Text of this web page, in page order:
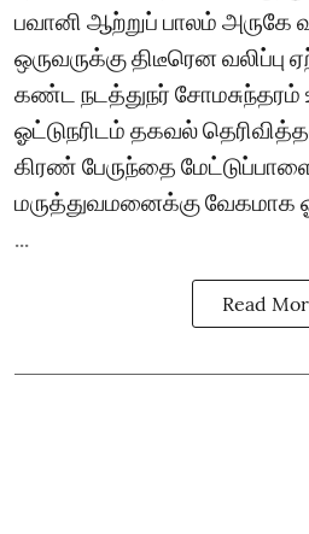
பவானி ஆற்றுப் பாலம் அருகே
ஒருவருக்கு திடீரென வலிப்பு
கண்ட நடத்துநர் சோமசுந்தரம்
ஓட்டுநரிடம் தகவல்
கிரண் பேருந்தை
மருத்துவமனைக்கு வேகமாக
Read